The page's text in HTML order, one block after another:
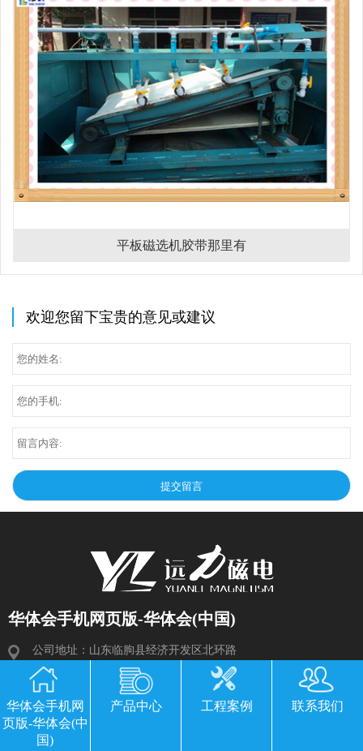
平板磁选机胶带那里有
欢迎您留下宝贵的意见或建议
华体会手机网页版-华体会(中国)
公司地址：山东临朐县经济开发区北环路
电话：13869611251 郭经理 微信同号
传真：0536-3435877
邮箱：2534224609@qq.com
华体会手机网
页版-华体会(中
国)
产品中心 工程案例 联系我们